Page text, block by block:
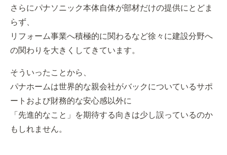
さらにパナソニック本体自体が部材だけの提供にとどま
らず、
リフォーム事業へ積極的に関わるなど徐々に建設分野へ
の関わりを大きくしてきています。
そういったことから、
パナホームは世界的な親会社がバックについているサポ
ートおよび財務的な安心感以外に
「先進的なこと」を期待する向きは少し誤っているのか
もしれません。